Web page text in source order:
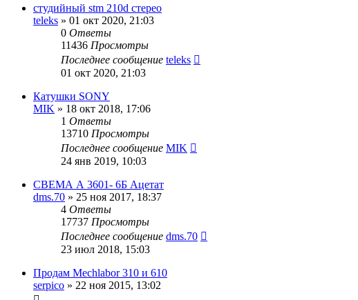
студийный stm 210d стерео
teleks » 01 окт 2020, 21:03
0 Ответы
11436 Просмотры
Последнее сообщение teleks
01 окт 2020, 21:03
Катушки SONY
MIK » 18 окт 2018, 17:06
1 Ответы
13710 Просмотры
Последнее сообщение MIK
24 янв 2019, 10:03
СВЕМА А 3601- 6Б Ацетат
dms.70 » 25 ноя 2017, 18:37
4 Ответы
17737 Просмотры
Последнее сообщение dms.70
23 июл 2018, 15:03
Продам Mechlabor 310 и 610
serpico » 22 ноя 2015, 13:02